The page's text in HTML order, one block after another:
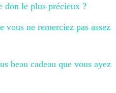
don le plus précieux ?
vous ne remerciez pas assez
beau cadeau que vous ayez